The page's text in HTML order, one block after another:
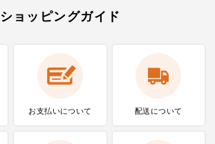
ショッピングガイド
お支払いについて 配送について